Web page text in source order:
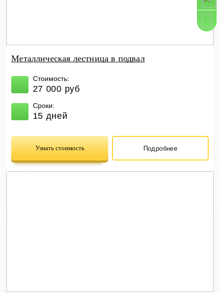
Металлическая лестница в подвал
Стоимость:
27 000 руб
Сроки:
15 дней
Узнать стоимость Подробнее